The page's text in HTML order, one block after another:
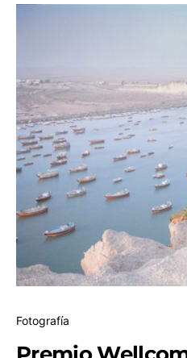
Fotografía